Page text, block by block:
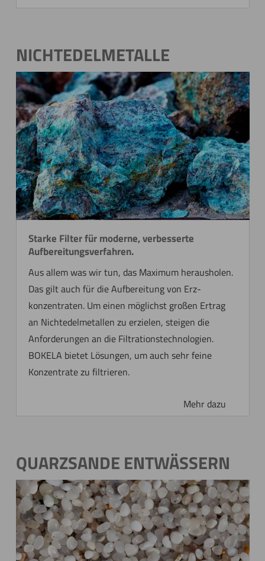
NICHTEDELMETALLE
Starke Filter für moderne, verbesserte
Aufbereitungsverfahren.
Aus allem was wir tun, das Maximum herausholen.
Das gilt auch für die Aufbereitung von Erz­
konzentraten. Um einen möglichst großen Ertrag
an Nichtedelmetallen zu erzielen, steigen die
Anforderungen an die Filtrationstechnologien.
BOKELA bietet Lösungen, um auch sehr feine
Konzentrate zu filtrieren.
QUARZSANDE ENTWÄSSERN
Jetzt direkt die gemerkte Auswahl anfragen.